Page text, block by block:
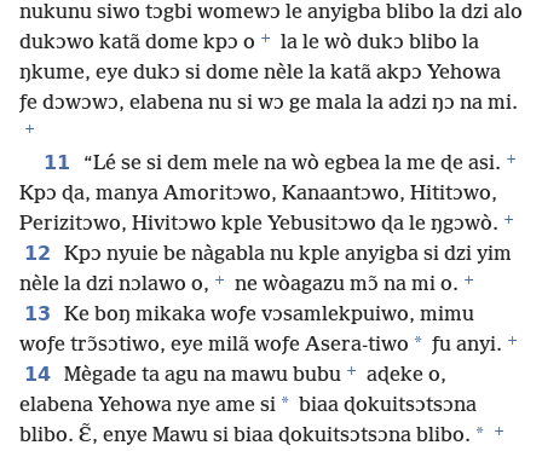
nukunu siwo tɔgbi womewɔ le anyigba blibo la dzi alo
dukɔwo katã dome kpɔ o +
la le wò dukɔ blibo la
ŋkume, eye dukɔ si dome nèle la katã akpɔ Yehowa
ƒe dɔwɔwɔ, elabena nu si wɔ ge mala la adzi ŋɔ na mi.
+
11 “Lé se si dem mele na wò egbea la me ɖe asi. +
Kpɔ ɖa, manya Amoritɔwo, Kanaantɔwo, Hititɔwo,
Perizitɔwo, Hivitɔwo kple Yebusitɔwo ɖa le ŋgɔwò. +
12
Kpɔ nyuie be nàgabla nu kple anyigba si dzi yim
nèle la dzi nɔlawo o, + ne wòagazu mɔ̃ na mi o. +
13
Ke boŋ mikaka woƒe vɔsamlekpuiwo, mimu
woƒe trɔ̃sɔtiwo, eye milã woƒe Asera-tiwo * ƒu anyi. +
14 Mègade ta agu na mawu bubu +
aɖeke o,
elabena Yehowa nye ame si * biaa ɖokuitsɔtsɔna
blibo. Ɛ̃, enye Mawu si biaa ɖokuitsɔtsɔna blibo. * +